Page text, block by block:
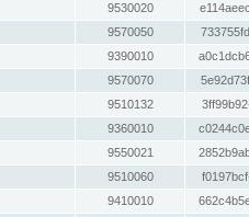
9530020
9570050
9390010
9570070
9510132
9360010
9550021
9510060
9410010